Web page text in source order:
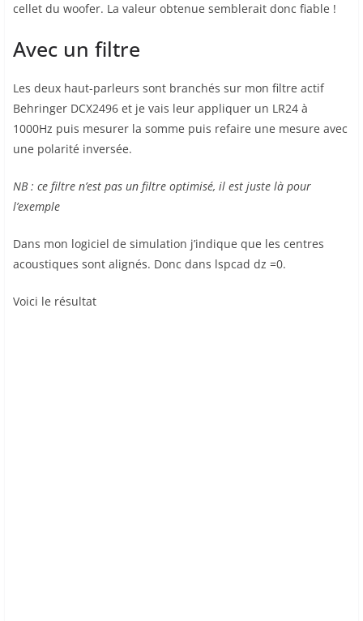
cellet du woofer. La valeur obtenue semblerait donc fiable !
Avec un filtre
Les deux haut-parleurs sont branchés sur mon filtre actif
Behringer DCX2496 et je vais leur appliquer un LR24 à
1000Hz puis mesurer la somme puis refaire une mesure avec
une polarité inversée.
NB : ce filtre n’est pas un filtre optimisé, il est juste là pour
l’exemple
Dans mon logiciel de simulation j’indique que les centres
acoustiques sont alignés. Donc dans lspcad dz =0.
Voici le résultat